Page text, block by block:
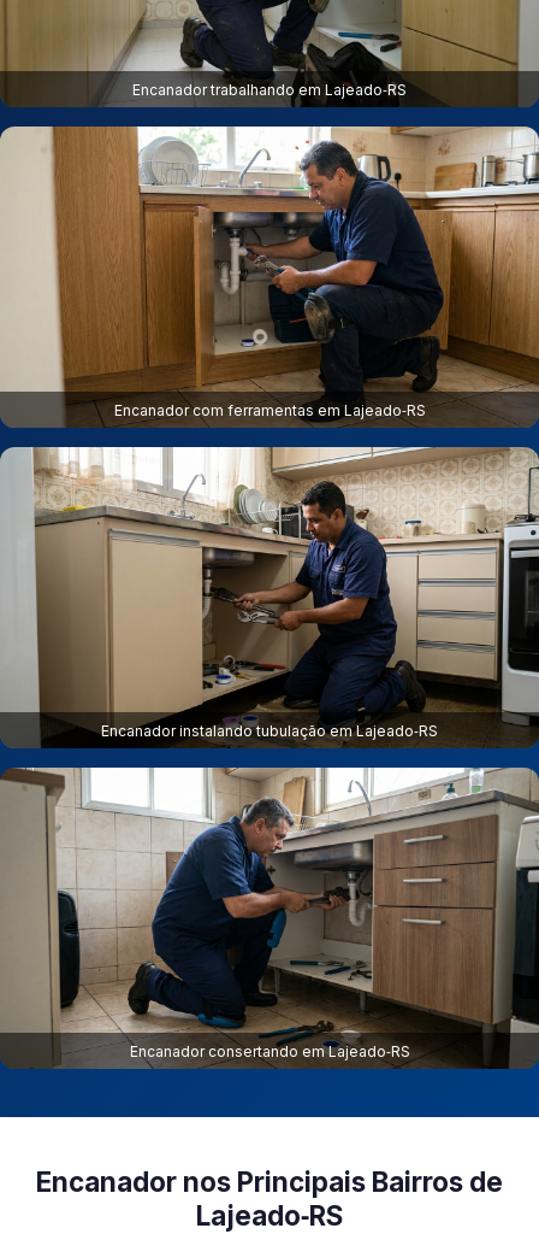
Encanador trabalhando em Lajeado‑RS
Encanador com ferramentas em Lajeado‑RS
Encanador instalando tubulação em Lajeado‑RS
Encanador consertando em Lajeado‑RS
Encanador nos Principais Bairros de
Lajeado‑RS